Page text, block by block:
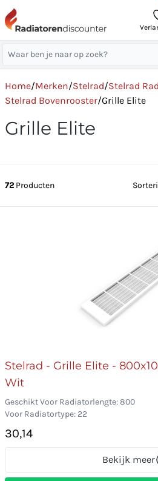
Home/Merken/Stelrad/Stelrad
Stelrad Bovenrooster/Grille Elite
Grille Elite
72 Producten
Stelrad - Grille Elite -
Wit
Geschikt Voor Radiatorlengte: 800
Voor Radiatortype: 22
30,14
Bekijk meer